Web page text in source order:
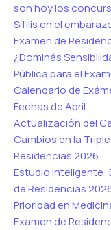
son hoy los
Sífilis en el
Examen de
¿Dominás
Pública para el
Calendario de
Fechas de Abril
Actualización del
Cambios en la
Residencias 2026
Estudio Inteligente:
de Residencias
Prioridad en
Examen de